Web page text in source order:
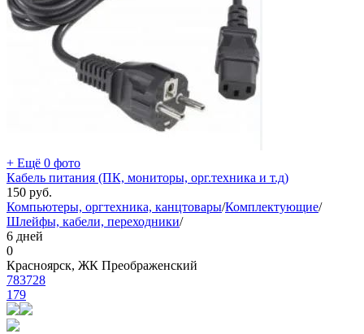
+ Ещё 0 фото
Кабель питания (ПК, мониторы, орг.техника и т.д)
150 руб.
Компьютеры, оргтехника, канцтовары/Комплектующие/
Шлейфы, кабели, переходники/
6 дней
0
Красноярск, ЖК Преображенский
783728
179